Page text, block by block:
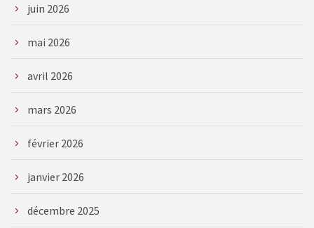
juin 2026
mai 2026
avril 2026
mars 2026
février 2026
janvier 2026
décembre 2025